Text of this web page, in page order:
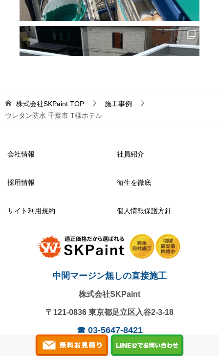
株式会社SKPaint TOP
施工事例
ウレタン防水 千葉市 T様ホテル
会社情報 社員紹介
採用情報 衛生を徹底
サイト利用規約 個人情報保護方針
中間マージン無しの直接施工
株式会社SKPaint
〒121-0836 東京都足立区入谷2-3-18
☎ 03-5647-8421
営業時間：9:00～18:00 / 日曜定休